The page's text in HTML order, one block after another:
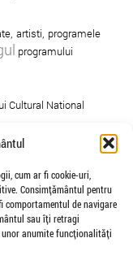
cum ar fi cookie-uri,
Consimțământul pentru
comportamentul de navigare
sau îți retragi
unor anumite funcționalități
artisti, programele
programului
Cultural National
Global
al Taranului Roman
o Revista, Veioza
Web@Cultura